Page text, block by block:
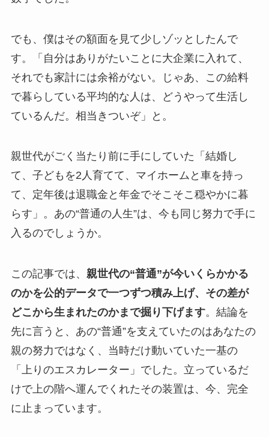
でも、僕はその額面を見て少しゾッとしたんで
す。「自分はありがたいことに大企業に入れて、
それでも家計には余裕がない。じゃあ、この給料
で暮らしている平均的な人は、どうやって生活し
ているんだ。相当きついぞ」と。
親世代がごく当たり前に手にしていた「結婚し
て、子どもを2人育てて、マイホームと車を持っ
て、定年後は退職金と年金でそこそこ穏やかに暮
らす」。あの“普通の人生”は、今も同じ努力で手に
入るのでしょうか。
この記事では、 親世代の“普通”が今いくらかかる
のかを公的データで一つずつ積み上げ、その差が
どこから生まれたのかまで掘り下げます。結論を
先に言うと、あの“普通”を支えていたのはあなたの
親の努力ではなく、当時だけ動いていた一基の
「上りのエスカレーター」でした。立っているだ
けで上の階へ運んでくれたその装置は、今、完全
に止まっています。